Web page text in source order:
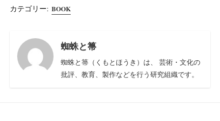
カテゴリー: BOOK
蜘蛛と箒
蜘蛛と箒（くもとほうき）は、 芸術・文化の
批評、教育、製作などを行う研究組織です。